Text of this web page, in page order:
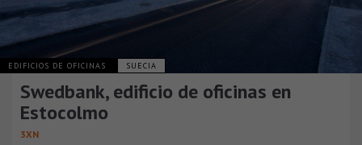
EDIFICIOS DE OFICINAS SUECIA
Swedbank, edificio de oficinas en
Estocolmo
3XN